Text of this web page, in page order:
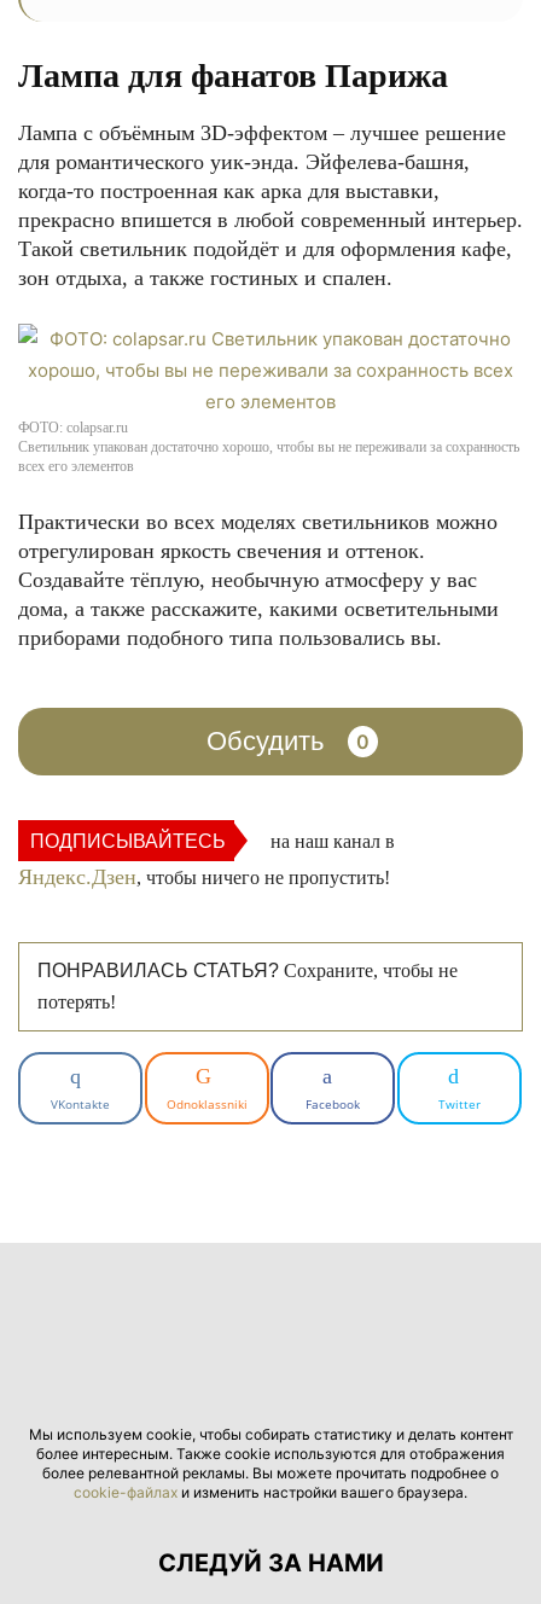
Лампа для фанатов Парижа
Лампа с объёмным 3D-эффектом – лучшее решение
для романтического уик-энда. Эйфелева-башня,
когда-то построенная как арка для выставки,
прекрасно впишется в любой современный интерьер.
Такой светильник подойдёт и для оформления кафе,
зон отдыха, а также гостиных и спален.
ФОТО: colapsar.ru
Светильник упакован достаточно хорошо, чтобы вы не переживали за сохранность
всех его элементов
Практически во всех моделях светильников можно
отрегулирован яркость свечения и оттенок.
Создавайте тёплую, необычную атмосферу у вас
дома, а также расскажите, какими осветительными
приборами подобного типа пользовались вы.
Обсудить 0
ПОДПИСЫВАЙТЕСЬ на наш канал в
Яндекс.Дзен, чтобы ничего не пропустить!
ПОНРАВИЛАСЬ СТАТЬЯ? Сохраните, чтобы не
потерять!
VKontakte Odnoklassniki Facebook Twitter
Мы используем cookie, чтобы собирать статистику и делать контент
более интересным. Также cookie используются для отображения
более релевантной рекламы. Вы можете прочитать подробнее о
cookie-файлах и изменить настройки вашего браузера.
СЛЕДУЙ ЗА НАМИ